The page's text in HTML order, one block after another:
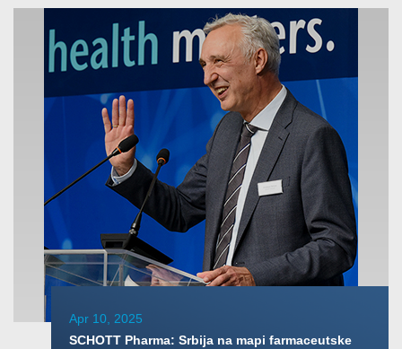
Apr 10, 2025
SCHOTT Pharma: Srbija na mapi farmaceutske